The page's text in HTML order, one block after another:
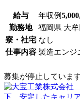
給与 年収例
勤務地
福岡県 大
寮・社宅 なし
仕事内容 製造エンジ
募集が停止していま